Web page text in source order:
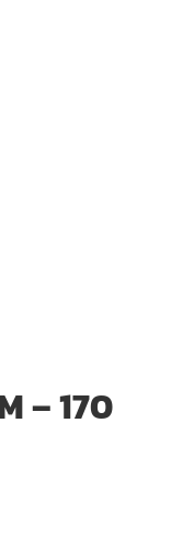
– 170